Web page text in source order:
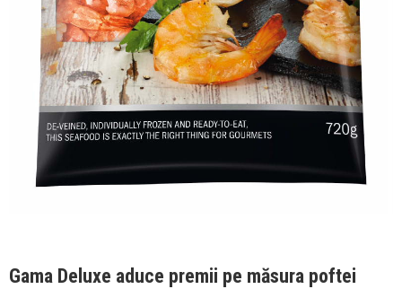
Gama Deluxe aduce premii pe măsura poftei